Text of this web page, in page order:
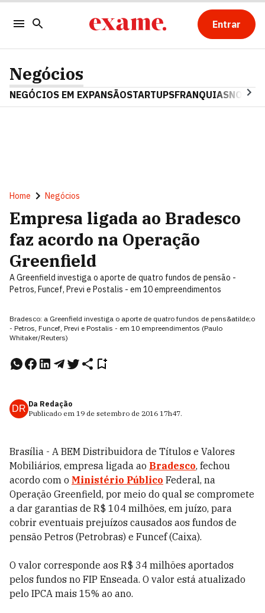
Entrar
Negócios
NEGÓCIOS EM EXPANSÃOSTARTUPSFRANQUIAS
Home Negócios
Empresa ligada ao Bradesco
faz acordo na Operação
Greenfield
A Greenfield investiga o aporte de quatro fundos de pensão -
Petros, Funcef, Previ e Postalis - em 10 empreendimentos
Bradesco: a Greenfield investiga o aporte de quatro fundos de pens&atilde;o
- Petros, Funcef, Previ e Postalis - em 10 empreendimentos (Paulo
Whitaker/Reuters)
DR Da Redação
Publicado em 19 de setembro de 2016 17h47.
Brasília - A BEM Distribuidora de Títulos e Valores
Mobiliários, empresa ligada ao Bradesco, fechou
acordo com o Ministério Público Federal, na
Operação Greenfield, por meio do qual se compromete
a dar garantias de R$ 104 milhões, em juízo, para
cobrir eventuais prejuízos causados aos fundos de
pensão Petros (Petrobras) e Funcef (Caixa).
O valor corresponde aos R$ 34 milhões aportados
pelos fundos no FIP Enseada. O valor está atualizado
pelo IPCA mais 15% ao ano.